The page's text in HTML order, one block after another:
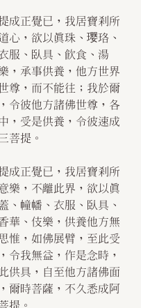
成正覺已，我居寶剎所
心，欲以真珠、璎珞、
服、臥具、飲食、湯
，承事供養，他方世界
尊，而不能往；我於爾
令彼他方諸佛世尊，各
，受是供養，令彼速成
菩提。
成正覺已，我居寶剎所
樂，不離此界，欲以真
、幢幡、衣服、臥具、
華、伎樂，供養他方無
惟，如佛展臂，至此受
令我無益，作是念時，
供具，自至他方諸佛面
爾時菩薩，不久悉成阿
提。